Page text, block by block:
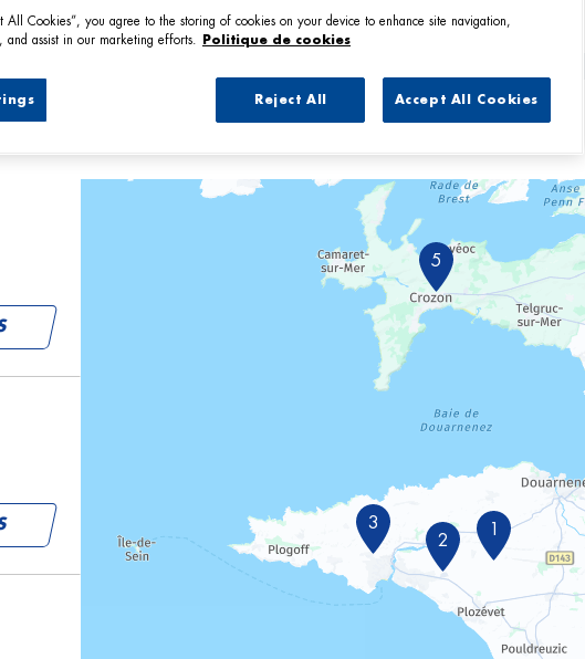
6 Garage Premier à Mahalon
5
3
2
1
All Cookies”, you agree to the storing of cookies on your device to enhance site navigation,
and assist in our marketing efforts.
Politique de cookies
Reject All Accept All Cookies